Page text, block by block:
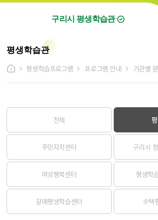
구리시 평생학습관
평생학습관
평생학습프로그램
프로그램 안내 기관별
전체
주민자치센터 구리시
여성행복센터 평생학
갈매평생학습센터 수택